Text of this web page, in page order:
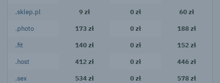
.sklep.pl 9 zł 0 zł 60 zł
.photo 173 zł 0 zł 188 zł
.fit 140 zł 0 zł 152 zł
.host 412 zł 0 zł 446 zł
.sex 534 zł 0 zł 578 zł